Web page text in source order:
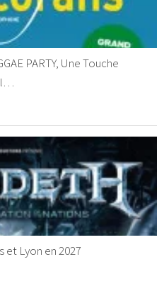
PARTY, Une Touche
et Lyon en 2027